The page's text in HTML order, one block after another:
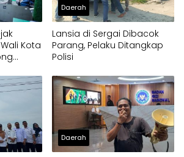
Kota
Daerah
Lansia di Sergai Dibacok
Parang, Pelaku Ditangkap
Polisi
Daerah